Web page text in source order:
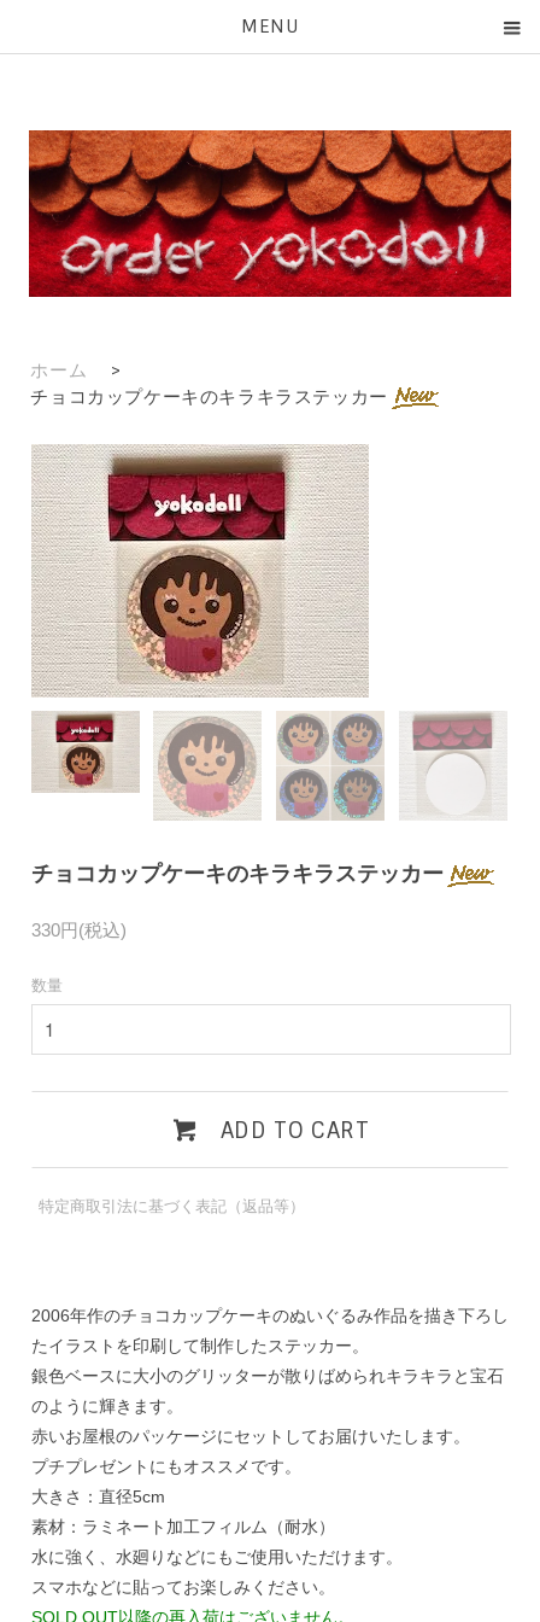
MENU
ホーム
>
チョコカップケーキのキラキラステッカー
チョコカップケーキのキラキラステッカー
330円(税込)
数量
ADD TO CART
特定商取引法に基づく表記（返品等）
2006年作のチョコカップケーキのぬいぐるみ作品を描き下ろし
たイラストを印刷して制作したステッカー。
銀色ベースに大小のグリッターが散りばめられキラキラと宝石
のように輝きます。
赤いお屋根のパッケージにセットしてお届けいたします。
プチプレゼントにもオススメです。
大きさ：直径5cm
素材：ラミネート加工フィルム（耐水）
水に強く、水廻りなどにもご使用いただけます。
スマホなどに貼ってお楽しみください。
SOLD OUT以降の再入荷はございません。